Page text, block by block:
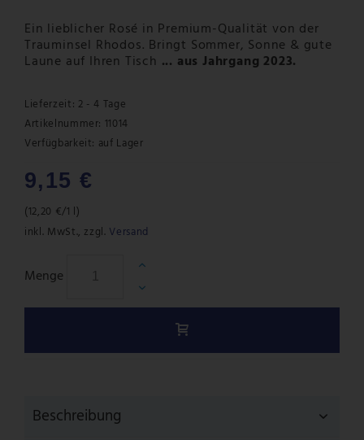
Ein lieblicher Rosé in Premium-Qualität von der
Trauminsel Rhodos. Bringt Sommer, Sonne & gute
Laune auf Ihren Tisch ... aus Jahrgang 2023.
Lieferzeit: 2 - 4 Tage
Artikelnummer: 11014
Verfügbarkeit: auf Lager
9,15 €
(12,20 €/1 l)
inkl. MwSt., zzgl. Versand
Menge
Beschreibung